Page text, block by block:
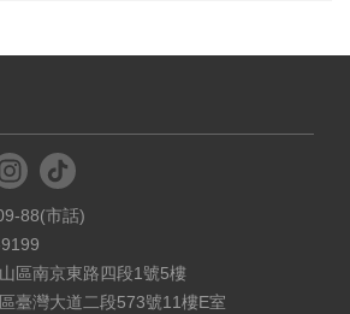
88(市話)
區南京東路四段1號5樓
臺灣大道二段573號11樓E室